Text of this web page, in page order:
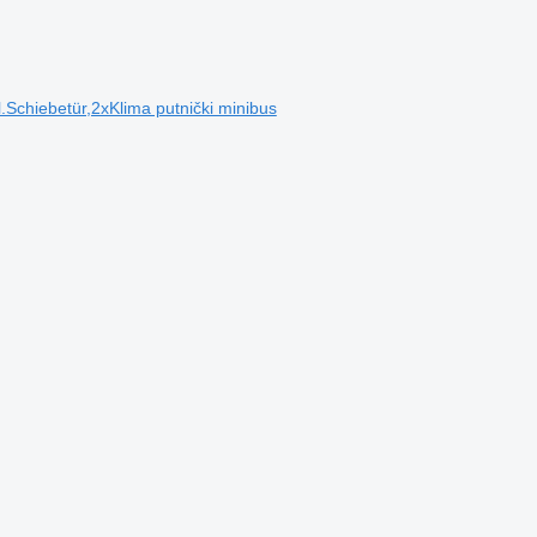
putnički minibus